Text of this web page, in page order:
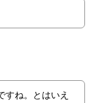
すね。とはいえ